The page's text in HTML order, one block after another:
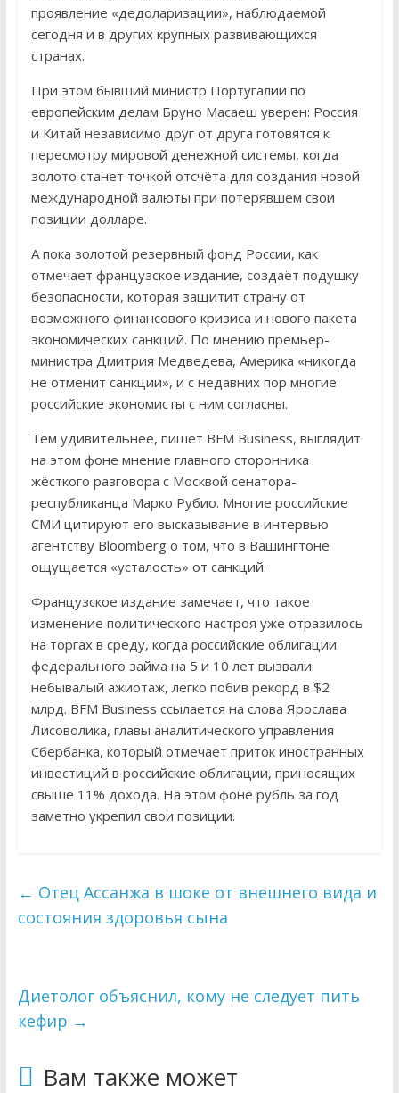
проявление «дедоларизации», наблюдаемой
сегодня и в других крупных развивающихся
странах.
При этом бывший министр Португалии по
европейским делам Бруно Масаеш уверен: Россия
и Китай независимо друг от друга готовятся к
пересмотру мировой денежной системы, когда
золото станет точкой отсчёта для создания новой
международной валюты при потерявшем свои
позиции долларе.
А пока золотой резервный фонд России, как
отмечает французское издание, создаёт подушку
безопасности, которая защитит страну от
возможного финансового кризиса и нового пакета
экономических санкций. По мнению премьер-
министра Дмитрия Медведева, Америка «никогда
не отменит санкции», и с недавних пор многие
российские экономисты с ним согласны.
Тем удивительнее, пишет BFM Business, выглядит
на этом фоне мнение главного сторонника
жёсткого разговора с Москвой сенатора-
республиканца Марко Рубио. Многие российские
СМИ цитируют его высказывание в интервью
агентству Bloomberg о том, что в Вашингтоне
ощущается «усталость» от санкций.
Французское издание замечает, что такое
изменение политического настроя уже отразилось
на торгах в среду, когда российские облигации
федерального займа на 5 и 10 лет вызвали
небывалый ажиотаж, легко побив рекорд в $2
млрд. BFM Business ссылается на слова Ярослава
Лисоволика, главы аналитического управления
Сбербанка, который отмечает приток иностранных
инвестиций в российские облигации, приносящих
свыше 11% дохода. На этом фоне рубль за год
заметно укрепил свои позиции.
← Отец Ассанжа в шоке от внешнего вида и
состояния здоровья сына
Диетолог объяснил, кому не следует пить
кефир →
Вам также может